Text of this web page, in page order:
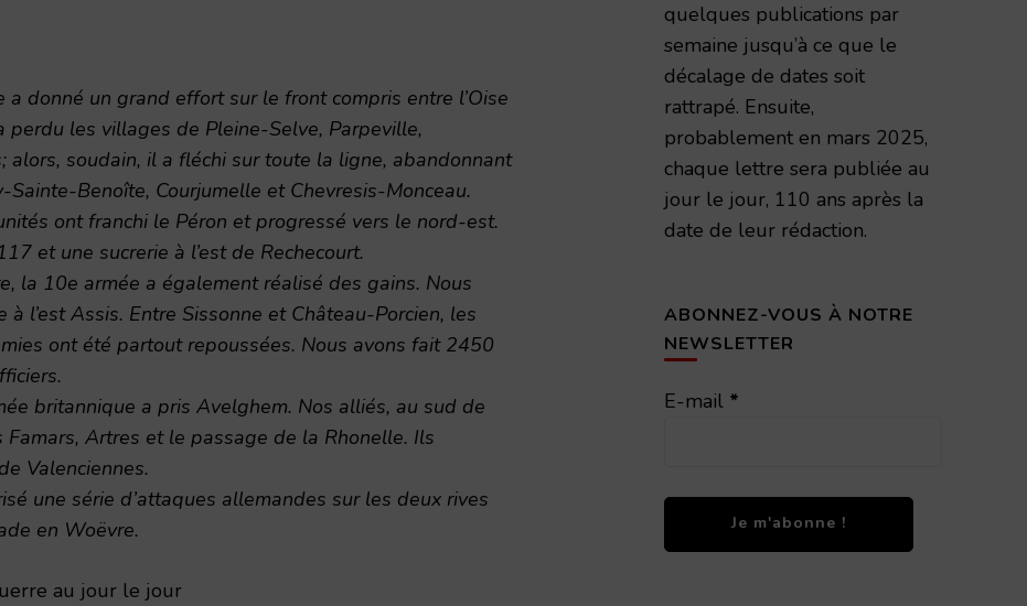
a donné un grand effort sur le front compris entre l’Oise
perdu les villages de Pleine-Selve, Parpeville,
alors, soudain, il a fléchi sur toute la ligne, abandonnant
Sainte-Benoîte, Courjumelle et Chevresis-Monceau.
ont franchi le Péron et progressé vers le nord-est.
et une sucrerie à l’est de Rechecourt.
la 10e armée a également réalisé des gains. Nous
à l’est Assis. Entre Sissonne et Château-Porcien, les
ont été partout repoussées. Nous avons fait 2450
britannique a pris Avelghem. Nos alliés, au sud de
Famars, Artres et le passage de la Rhonelle. Ils
Valenciennes.
une série d’attaques allemandes sur les deux rives
en Woëvre.
au jour le jour
quelques publications par
semaine jusqu’à ce que le
décalage de dates soit
rattrapé. Ensuite,
probablement en mars 2025,
chaque lettre sera publiée au
jour le jour, 110 ans après la
date de leur rédaction.
ABONNEZ-VOUS À NOTRE
NEWSLETTER
E-mail *